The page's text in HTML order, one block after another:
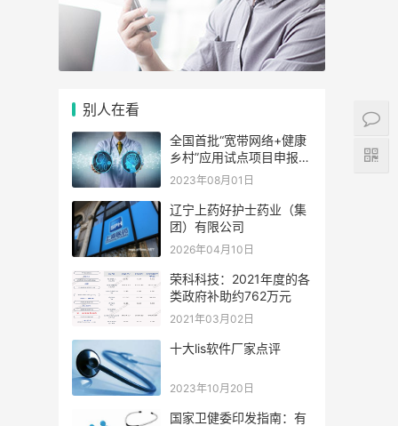
别人在看
全国首批“宽带网络+健康
乡村”应用试点项目申报工
作启动
2023年08月01日
辽宁上药好护士药业（集
团）有限公司
2026年04月10日
荣科科技：2021年度的各
类政府补助约762万元
2021年03月02日
十大lis软件厂家点评
2023年10月20日
国家卫健委印发指南：有